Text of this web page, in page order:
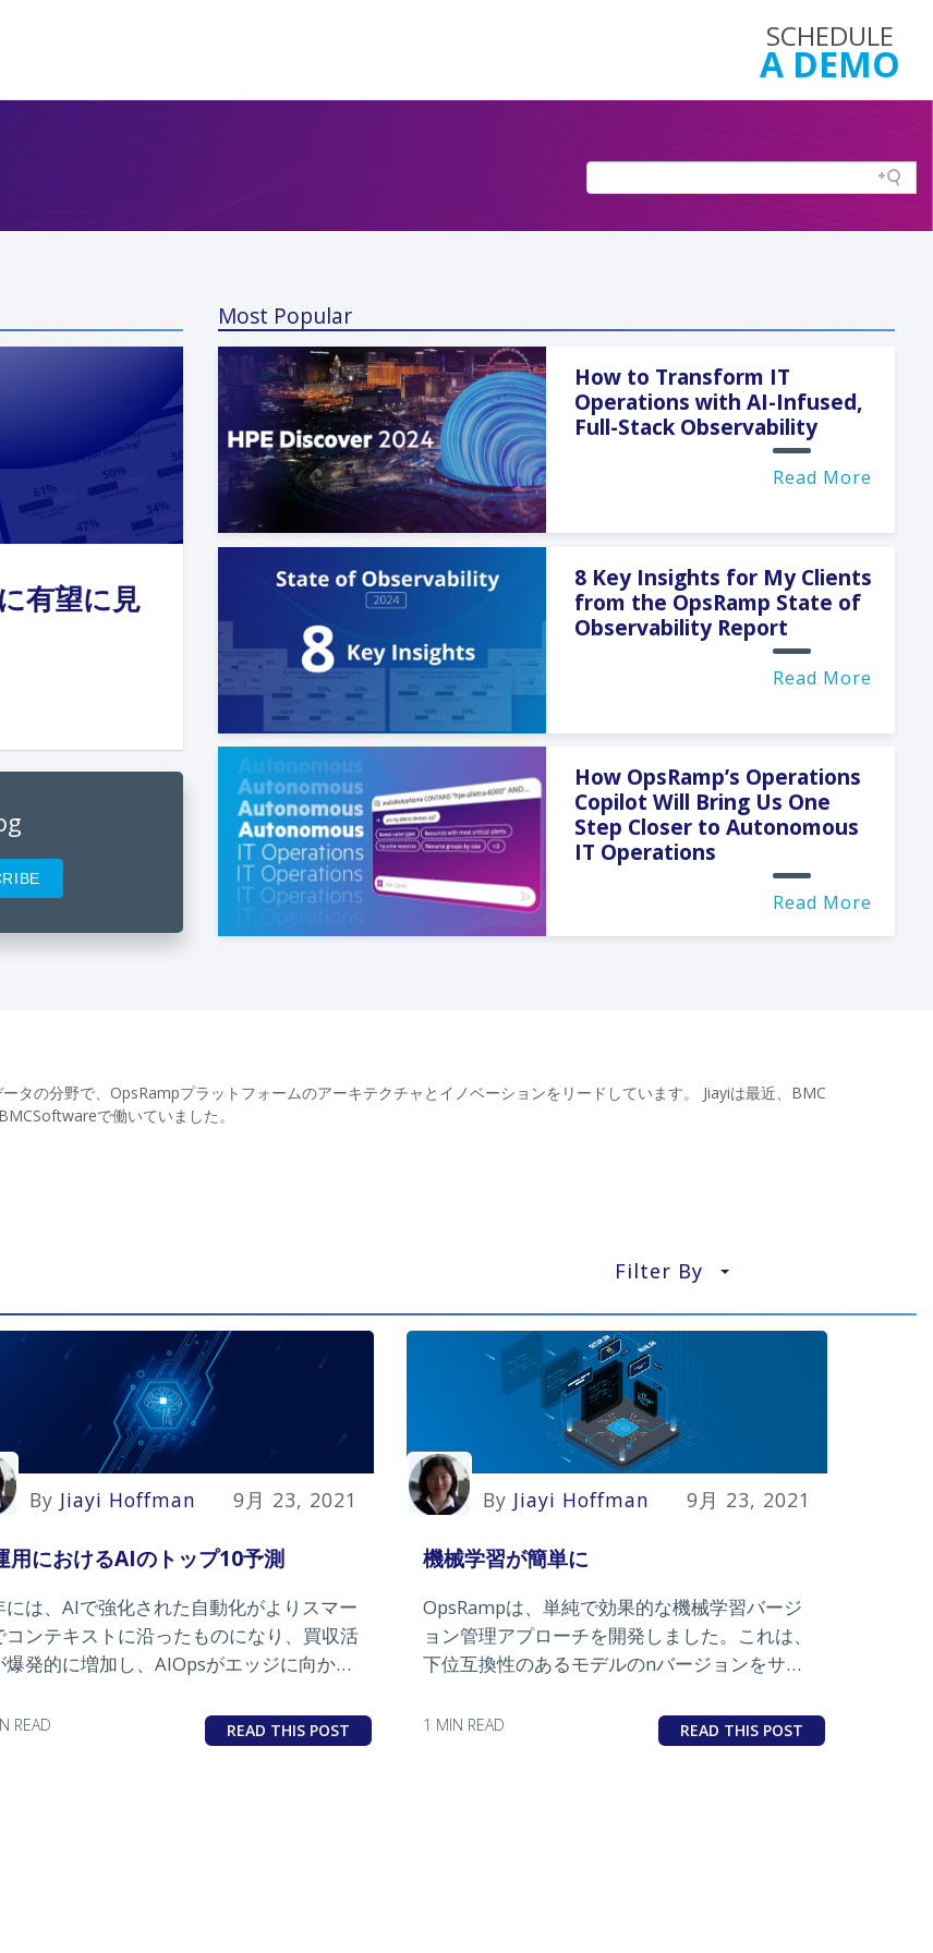
SCHEDULE
A DEMO
有望に見
Most Popular
How to Transform IT
Operations with AI-Infused,
Full-Stack Observability
Read More
2024
8 Key Insights for My Clients
from the OpsRamp State of
Observability Report
Read More
How OpsRamp’s Operations
Copilot Will Bring Us One
Step Closer to Autonomous
IT Operations
Read More
タの分野で、OpsRampプラットフォームのアーキテクチャとイノベーションをリードしています。 Jiayiは最近、BMC
で働いていました。
Filter By
By Jiayi Hoffman 9月 23, 2021
用におけるAIのトップ10予測
には、AIで強化された自動化がよりスマー
コンテキストに沿ったものになり、買収活
爆発的に増加し、AIOpsがエッジに向かっ
READ READ THIS POST
By Jiayi Hoffman 9月 23, 2021
機械学習が簡単に
OpsRampは、単純で効果的な機械学習バージ
ョン管理アプローチを開発しました。これは、
下位互換性のあるモデルのnバージョンをサポ
1 MIN READ READ THIS POST